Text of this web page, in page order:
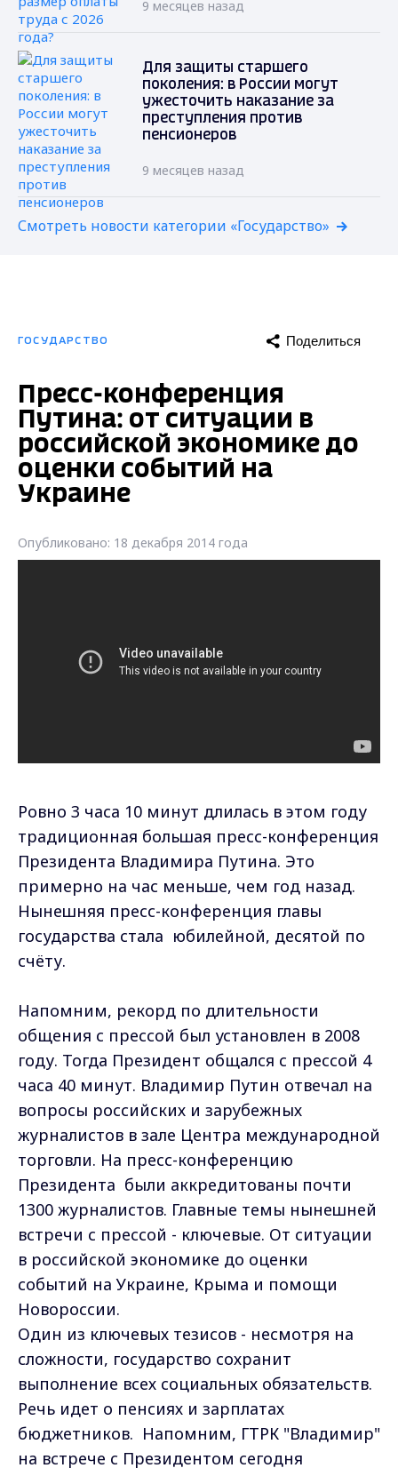
9 месяцев назад
Для защиты старшего
поколения: в России могут
ужесточить наказание за
преступления против
пенсионеров
9 месяцев назад
Смотреть новости категории «Государство»
ГОСУДАРСТВО Поделиться
Пресс-конференция
Путина: от ситуации в
российской экономике до
оценки событий на
Украине
Опубликовано: 18 декабря 2014 года
Ровно 3 часа 10 минут длилась в этом году
традиционная большая пресс-конференция
Президента Владимира Путина. Это
примерно на час меньше, чем год назад.
Нынешняя пресс-конференция главы
государства стала юбилейной, десятой по
счёту.
Напомним, рекорд по длительности
общения с прессой был установлен в 2008
году. Тогда Президент общался с прессой 4
часа 40 минут. Владимир Путин отвечал на
вопросы российских и зарубежных
журналистов в зале Центра международной
торговли. На пресс-конференцию
Президента были аккредитованы почти
1300 журналистов. Главные темы нынешней
встречи с прессой - ключевые. От ситуации
в российской экономике до оценки
событий на Украине, Крыма и помощи
Новороссии.
Один из ключевых тезисов - несмотря на
сложности, государство сохранит
выполнение всех социальных обязательств.
Речь идет о пенсиях и зарплатах
бюджетников. Напомним, ГТРК "Владимир"
на встрече с Президентом сегодня